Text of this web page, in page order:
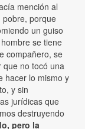
mención al
pobre, porque
un guiso
se tiene
compañero, se
que no tocó una
hacer lo mismo y
y sin
jurídicas que
destruyendo
pero la